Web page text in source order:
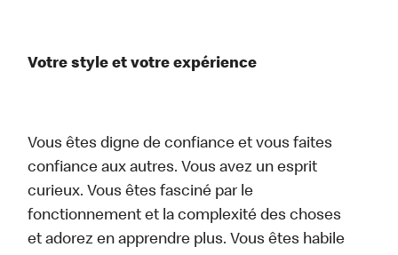
Votre style et votre expérience
Vous êtes digne de confiance et vous faites
confiance aux autres. Vous avez un esprit
curieux. Vous êtes fasciné par le
fonctionnement et la complexité des choses
et adorez en apprendre plus. Vous êtes habile